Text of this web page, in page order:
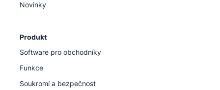
Novinky
Produkt
Software pro obchodníky
Funkce
Soukromí a bezpečnost